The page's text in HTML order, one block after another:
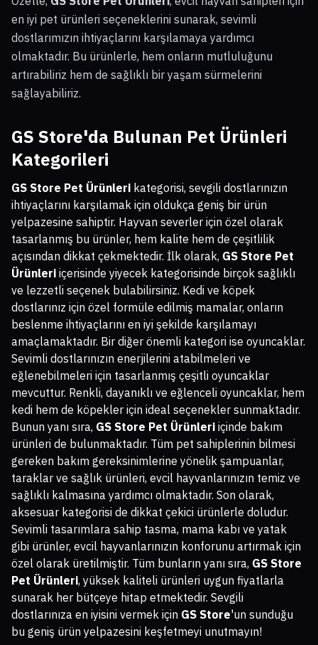
en iyi pet ürünleri seçeneklerini sunarak, sevimli
dostlarımızın ihtiyaçlarını karşılamaya yardımcı
olmaktadır. Bu ürünlerle, hem onların mutluluğunu
artırabiliriz hem de sağlıklı bir yaşam sürmelerini
sağlayabiliriz.
GS Store'da Bulunan Pet Ürünleri
Kategorileri
GS Store Pet Ürünleri kategorisi, sevgili dostlarınızın
ihtiyaçlarını karşılamak için oldukça geniş bir ürün
yelpazesine sahiptir. Hayvan severler için özel olarak
tasarlanmış bu ürünler, hem kalite hem de çeşitlilik
açısından dikkat çekmektedir. İlk olarak, GS Store Pet
Ürünleri içerisinde yiyecek kategorisinde birçok sağlıklı
ve lezzetli seçenek bulabilirsiniz. Kedi ve köpek
dostlarınız için özel formüle edilmiş mamalar, onların
beslenme ihtiyaçlarını en iyi şekilde karşılamayı
amaçlamaktadır. Bir diğer önemli kategori ise oyuncaklar.
Sevimli dostlarınızın enerjilerini atabilmeleri ve
eğlenebilmeleri için tasarlanmış çeşitli oyuncaklar
mevcuttur. Renkli, dayanıklı ve eğlenceli oyuncaklar, hem
kedi hem de köpekler için ideal seçenekler sunmaktadır.
Bunun yanı sıra, GS Store Pet Ürünleri içinde bakım
ürünleri de bulunmaktadır. Tüm pet sahiplerinin bilmesi
gereken bakım gereksinimlerine yönelik şampuanlar,
taraklar ve sağlık ürünleri, evcil hayvanlarınızın temiz ve
sağlıklı kalmasına yardımcı olmaktadır. Son olarak,
aksesuar kategorisi de dikkat çekici ürünlerle doludur.
Sevimli tasarımlara sahip tasma, mama kabı ve yatak
gibi ürünler, evcil hayvanlarınızın konforunu artırmak için
özel olarak üretilmiştir. Tüm bunların yanı sıra, GS Store
Pet Ürünleri, yüksek kaliteli ürünleri uygun fiyatlarla
sunarak her bütçeye hitap etmektedir. Sevgili
dostlarınıza en iyisini vermek için GS Store'un sunduğu
bu geniş ürün yelpazesini keşfetmeyi unutmayın!